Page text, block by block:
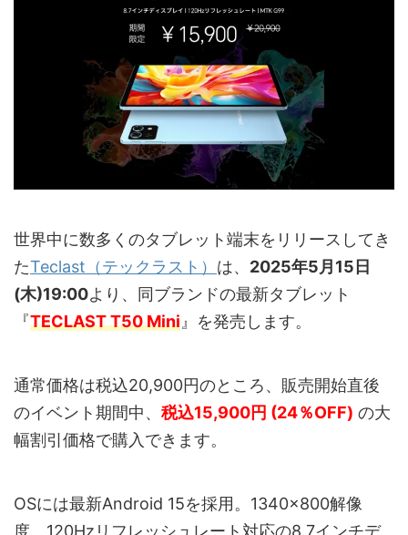
世界中に数多くのタブレット端末をリリースしてき
たTeclast（テックラスト） は、 2025年5月15日
(木)19:00より、同ブランドの最新タブレット
『TECLAST T50 Mini』を発売します。
通常価格は税込20,900円のところ、販売開始直後
のイベント期間中、 税込15,900円 (24％OFF) の大
幅割引価格で購入できます。
OSには最新Android 15を採用。1340×800解像
度、120Hzリフレッシュレート対応の8.7インチデ